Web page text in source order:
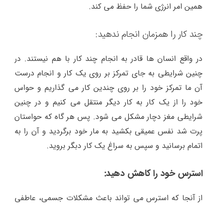
همین امر انرژی شما را حفظ می کند.
چند کار را همزمان انجام ندهید:
در واقع انسان ها قادر به انجام چند کار با هم نیستند. در
چنین شرایطی به جای تمرکز بر روی یک کار و انجام درست
آن ما تمرکز خود را بر روی چندین کار می گذاریم و حواس
خود را از یک کار به کار دیگر منتقل می کنیم و در چنین
شرایطی مغز دچار مشکل می شود. پس هر گاه که حواستان
پرت شد نفس عمیقی بکشید به مار خود برگردید و آن را به
اتمام برسانید و سپس به سراغ یک کار دبگر بروید.
استرس خود را کاهش دهید:
از آنجا که استرس می تواند باعث مشکلات جسمی، عاطفی